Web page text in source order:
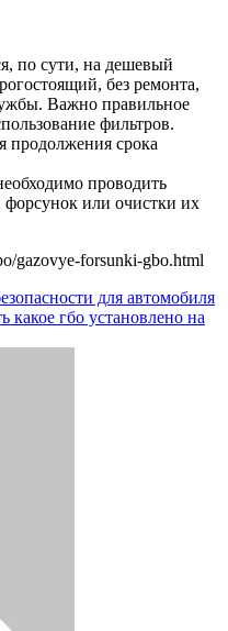
по сути, на дешевый
без ремонта,
Важно правильное
фильтров.
продолжения срока
проводить
или очистки их
gazovye-forsunki-gbo.html
для автомобиля
какое гбо установлено на